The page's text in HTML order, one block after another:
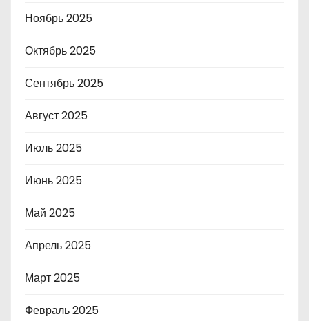
Ноябрь 2025
Октябрь 2025
Сентябрь 2025
Август 2025
Июль 2025
Июнь 2025
Май 2025
Апрель 2025
Март 2025
Февраль 2025